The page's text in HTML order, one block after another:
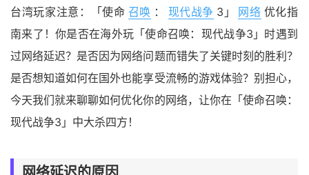
台湾玩家注意：「使命 召唤 ： 现代战争 3」 网络 优化指
南来了！你是否在海外玩「使命召唤：现代战争3」时遇到
过网络延迟？是否因为网络问题而错失了关键时刻的胜利？
是否想知道如何在国外也能享受流畅的游戏体验？别担心，
今天我们就来聊聊如何优化你的网络，让你在「使命召唤：
现代战争3」中大杀四方！